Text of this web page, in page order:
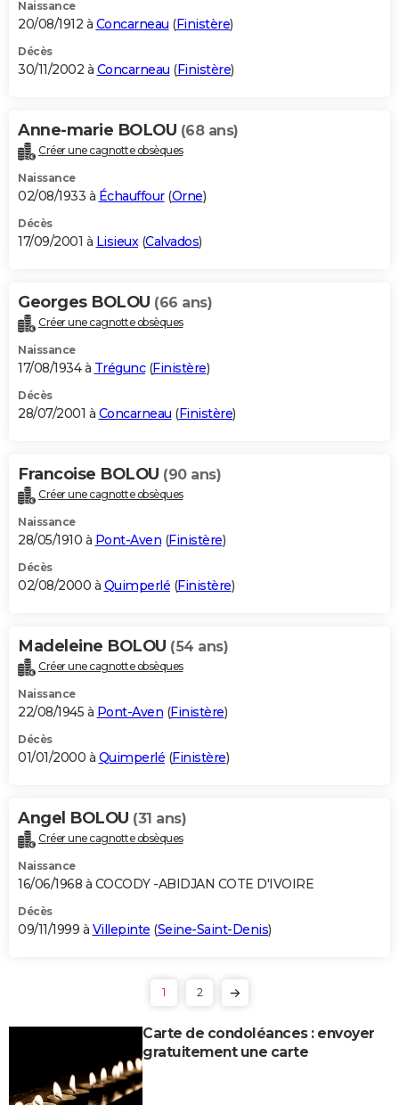
Naissance
20/08/1912 à Concarneau (Finistère)
Décès
30/11/2002 à Concarneau (Finistère)
Anne-marie BOLOU (68 ans)
Créer une cagnotte obsèques
Naissance
02/08/1933 à Échauffour(Orne)
Décès
17/09/2001 à Lisieux(Calvados)
Georges BOLOU (66 ans)
Créer une cagnotte obsèques
Naissance
17/08/1934 à Trégunc(Finistère)
Décès
28/07/2001 à Concarneau (Finistère)
Francoise BOLOU (90 ans)
Créer une cagnotte obsèques
Naissance
28/05/1910 à Pont-Aven (Finistère)
Décès
02/08/2000 à Quimperlé (Finistère)
Madeleine BOLOU (54 ans)
Créer une cagnotte obsèques
Naissance
22/08/1945 à Pont-Aven (Finistère)
Décès
01/01/2000 à Quimperlé (Finistère)
Angel BOLOU (31 ans)
Créer une cagnotte obsèques
Naissance
16/06/1968 à COCODY -ABIDJAN COTE D'IVOIRE
Décès
09/11/1999 à Villepinte (Seine-Saint-Denis)
1 2
Carte de condoléances : envoyer
gratuitement une carte